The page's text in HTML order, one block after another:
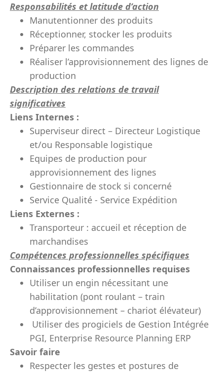
Responsabilités et latitude d’action
Manutentionner des produits
Réceptionner, stocker les produits
Préparer les commandes
Réaliser l’approvisionnement des lignes de
production
Description des relations de travail
significatives
Liens Internes :
Superviseur direct – Directeur Logistique
et/ou Responsable logistique
Equipes de production pour
approvisionnement des lignes
Gestionnaire de stock si concerné
Service Qualité - Service Expédition
Liens Externes :
Transporteur : accueil et réception de
marchandises
Compétences professionnelles spécifiques
Connaissances professionnelles requises
Utiliser un engin nécessitant une
habilitation (pont roulant – train
d’approvisionnement – chariot élévateur)
Utiliser des progiciels de Gestion Intégrée
PGI, Enterprise Resource Planning ERP
Savoir faire
Respecter les gestes et postures de